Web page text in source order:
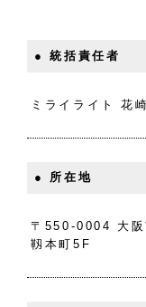
● 統括責任者
ミライライト 花
● 所在地
〒550-0004 大阪
靱本町5F